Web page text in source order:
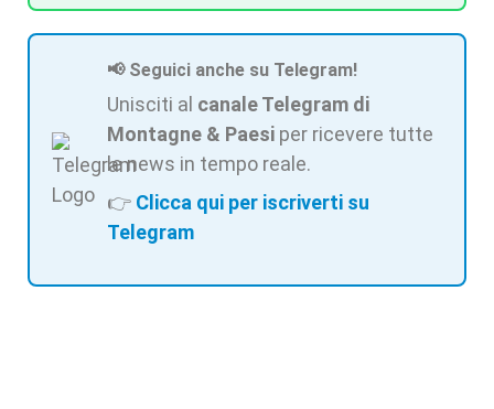
📢 Seguici anche su Telegram!
Unisciti al canale Telegram di
Montagne & Paesi per ricevere tutte
le news in tempo reale.
👉 Clicca qui per iscriverti su
Telegram